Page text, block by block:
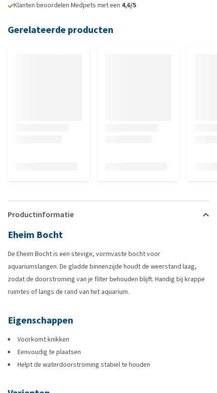
Klanten beoordelen Medpets met een 4,6/5
Gerelateerde producten
Productinformatie
Eheim Bocht
De Eheim Bocht is een stevige, vormvaste bocht voor
aquariumslangen. De gladde binnenzijde houdt de weerstand laag,
zodat de doorstroming van je filter behouden blijft. Handig bij krappe
ruimtes of langs de rand van het aquarium.
Eigenschappen
Voorkomt knikken
Eenvoudig te plaatsen
Helpt de waterdoorstroming stabiel te houden